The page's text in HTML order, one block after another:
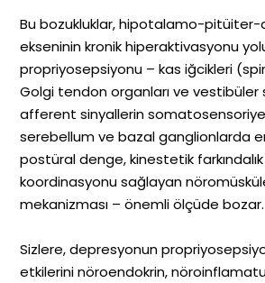
Bu bozukluklar, hipotalamo-pitüiter-
ekseninin kronik hiperaktivasyonu
propriyosepsiyonu – kas iğcikleri
Golgi tendon organları ve
afferent sinyallerin
serebellum ve bazal ganglionlarda
postüral denge, kinestetik
koordinasyonu sağlayan
mekanizması – önemli ölçüde bozar.
Sizlere, depresyonun
etkilerini nöroendokrin,